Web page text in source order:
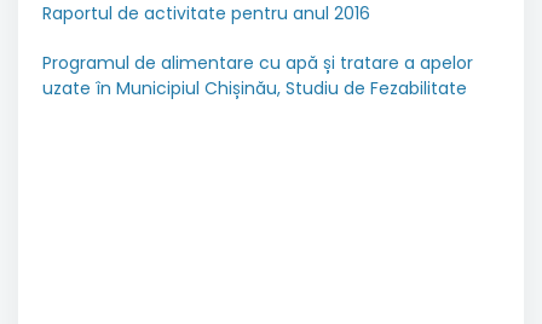
Raportul de activitate pentru anul 2016
Programul de alimentare cu apă și tratare a apelor
uzate în Municipiul Chișinău, Studiu de Fezabilitate